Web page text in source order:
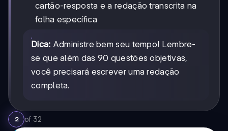
cartão-resposta e a redação transcrita na
folha específica
Dica: Administre bem seu tempo! Lembre-
se que além das 90 questões objetivas,
você precisará escrever uma redação
completa.
2 of 32